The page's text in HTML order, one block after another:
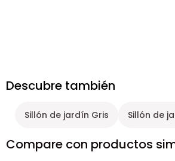
Descubre también
Sillón de jardín Gris Sillón de
Compare con productos